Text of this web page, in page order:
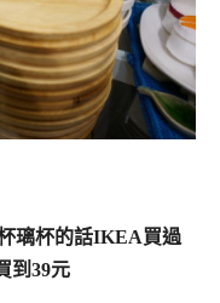
璃杯的話IKEA買過
到39元